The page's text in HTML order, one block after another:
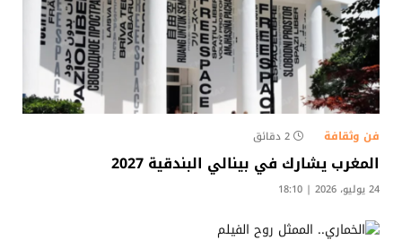
فن وثقافة 2 دقائق
المغرب يشارك في بينالي البندقية 2027
24 يوليو، 2026 | 18:10